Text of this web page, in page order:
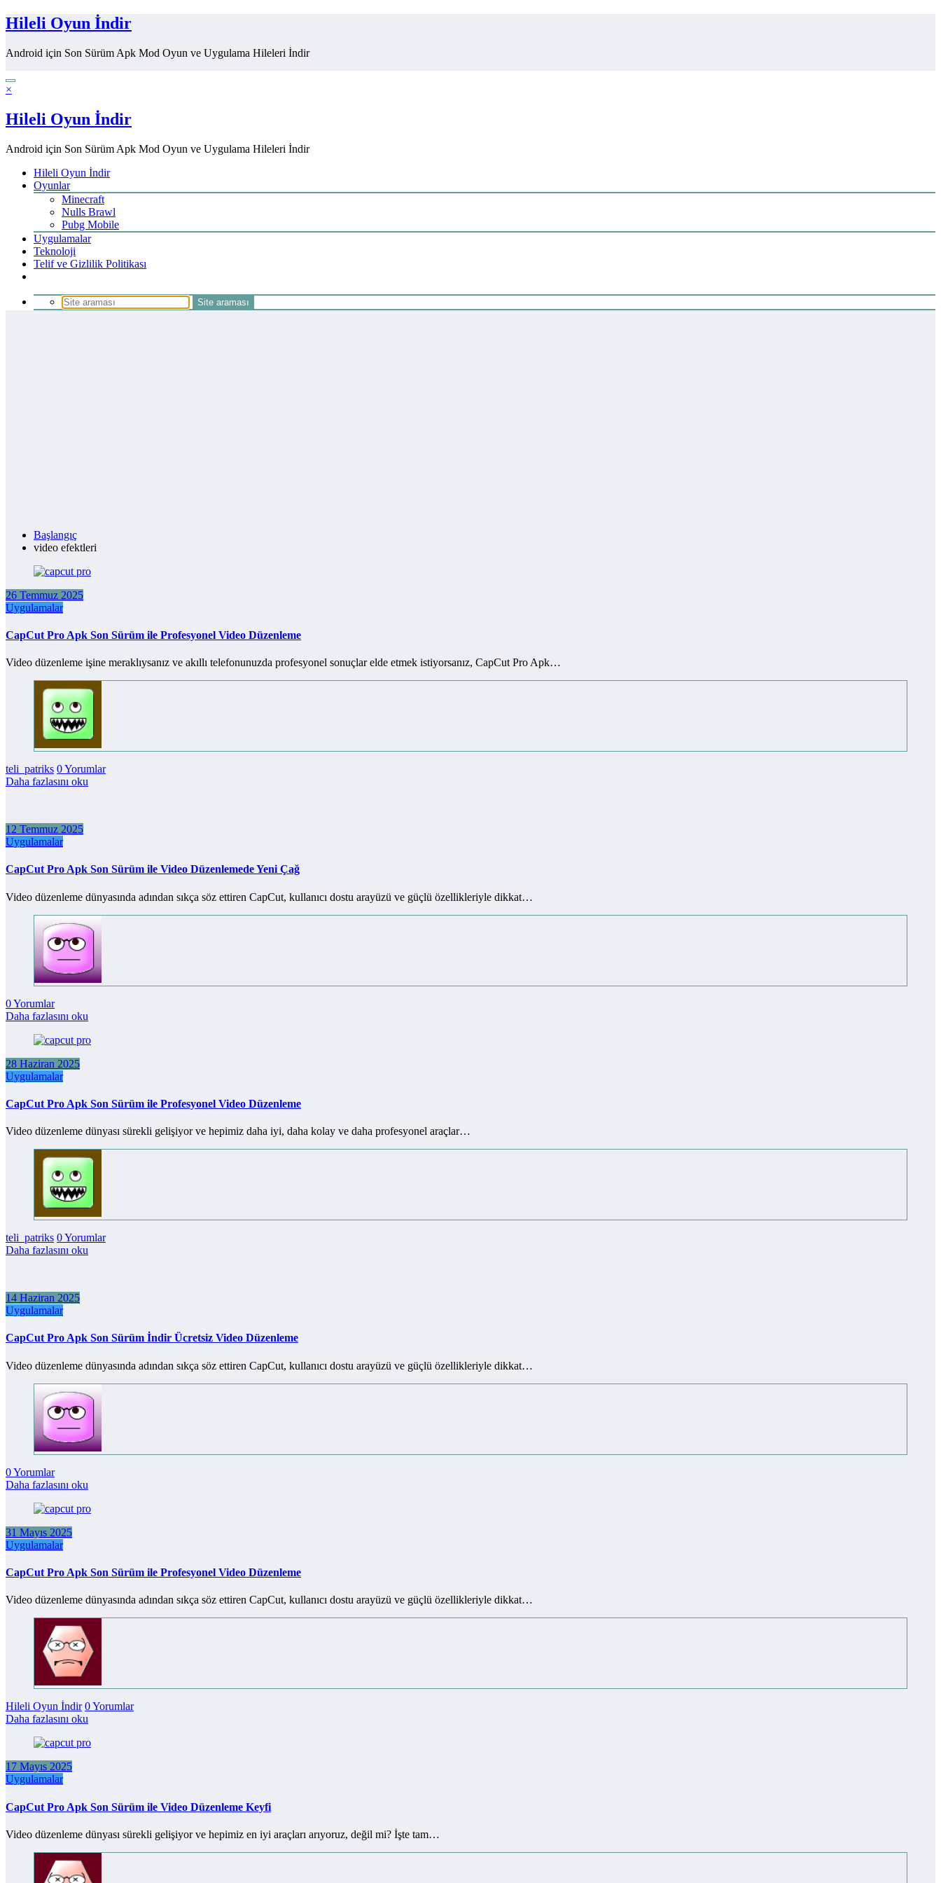
İçeriğe
atla
Hileli Oyun İndir
Android için Son Sürüm Apk Mod Oyun ve Uygulama Hileleri İndir
×
Hileli Oyun İndir
Android için Son Sürüm Apk Mod Oyun ve Uygulama Hileleri İndir
Hileli Oyun İndir
Oyunlar
Minecraft
Nulls Brawl
Pubg Mobile
Uygulamalar
Teknoloji
Telif ve Gizlilik Politikası
Başlangıç
video efektleri
26 Temmuz 2025
Uygulamalar
CapCut Pro Apk Son Sürüm ile Profesyonel Video Düzenleme
Video düzenleme işine meraklıysanız ve akıllı telefonunuzda profesyonel sonuçlar elde etmek istiyorsanız, CapCut Pro Apk…
teli_patriks 0 Yorumlar
Daha fazlasını oku
12 Temmuz 2025
Uygulamalar
CapCut Pro Apk Son Sürüm ile Video Düzenlemede Yeni Çağ
Video düzenleme dünyasında adından sıkça söz ettiren CapCut, kullanıcı dostu arayüzü ve güçlü özellikleriyle dikkat…
0 Yorumlar
Daha fazlasını oku
28 Haziran 2025
Uygulamalar
CapCut Pro Apk Son Sürüm ile Profesyonel Video Düzenleme
Video düzenleme dünyası sürekli gelişiyor ve hepimiz daha iyi, daha kolay ve daha profesyonel araçlar…
teli_patriks 0 Yorumlar
Daha fazlasını oku
14 Haziran 2025
Uygulamalar
CapCut Pro Apk Son Sürüm İndir Ücretsiz Video Düzenleme
Video düzenleme dünyasında adından sıkça söz ettiren CapCut, kullanıcı dostu arayüzü ve güçlü özellikleriyle dikkat…
0 Yorumlar
Daha fazlasını oku
31 Mayıs 2025
Uygulamalar
CapCut Pro Apk Son Sürüm ile Profesyonel Video Düzenleme
Video düzenleme dünyasında adından sıkça söz ettiren CapCut, kullanıcı dostu arayüzü ve güçlü özellikleriyle dikkat…
Hileli Oyun İndir 0 Yorumlar
Daha fazlasını oku
17 Mayıs 2025
Uygulamalar
CapCut Pro Apk Son Sürüm ile Video Düzenleme Keyfi
Video düzenleme dünyası sürekli gelişiyor ve hepimiz en iyi araçları arıyoruz, değil mi? İşte tam…